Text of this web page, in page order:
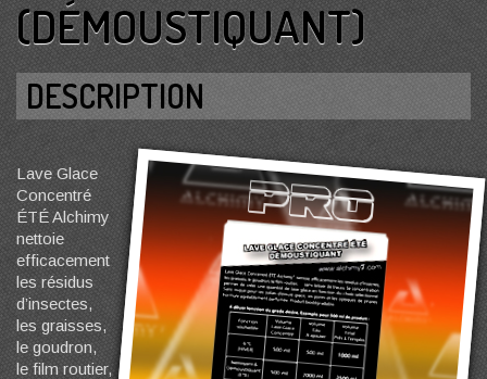
(DÉMOUSTIQUANT)
DESCRIPTION
Lave Glace
Concentré
ÉTÉ Alchimy
nettoie
efficacement
les résidus
d’insectes,
les graisses,
le goudron,
le film routier,